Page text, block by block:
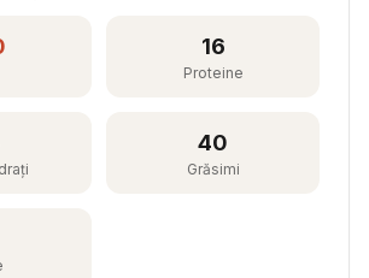
16
Proteine
40
Grăsimi